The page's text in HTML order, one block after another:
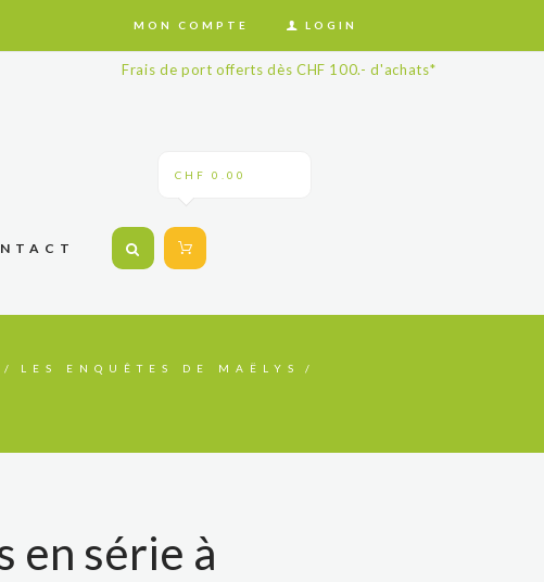
MON COMPTE LOGIN
Frais de port offerts dès CHF 100.- d'achats*
CHF 0.00
LES ENQUÊTES DE MAËLYS
en série à